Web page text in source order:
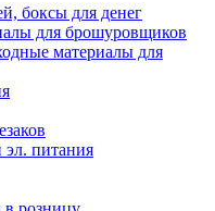
боксы для денег
для брошуровщиков
материалы для
питания